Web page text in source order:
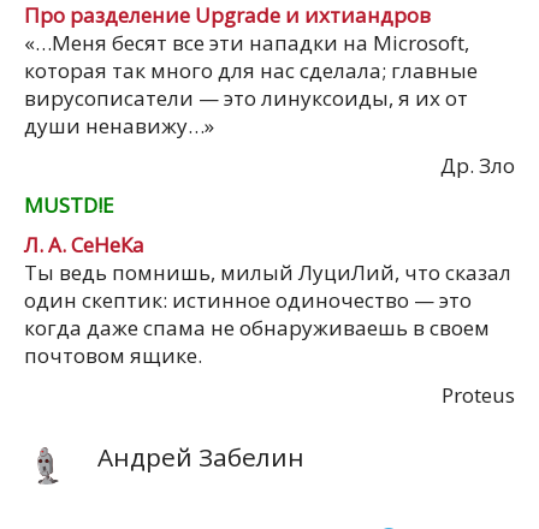
Про разделение Upgrade и ихтиандров
«…Меня бесят все эти нападки на Microsoft,
которая так много для нас сделала; главные
вирусописатели — это линуксоиды, я их от
души ненавижу…»
Др. Зло
MUSTD!E
Л. А. СеНеКа
Ты ведь помнишь, милый ЛуциЛий, что сказал
один скептик: истинное одиночество — это
когда даже спама не обнаруживаешь в своем
почтовом ящике.
Proteus
Андрей Забелин